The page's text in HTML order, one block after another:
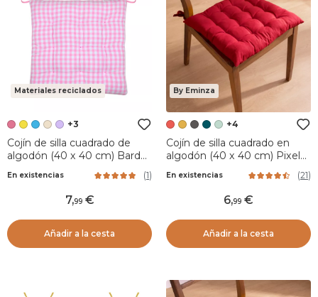
Materiales reciclados
+3
Cojín de silla cuadrado de
algodón (40 x 40 cm) Bardot
En existencias (1)
7,99
Añadir a la cesta
By Eminza
+4
Cojín de silla cuadrado en
algodón (40 x 40 cm) Pixel
En existencias (21)
6,99
Añadir a la cesta